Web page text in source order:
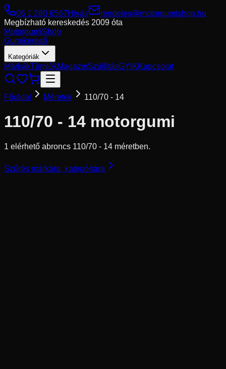
06 1 280 6567Hívás
rendeles@motorgumishop.hu
Megbízható kereskedés 2009 óta
MotorgumiShop
Gumikereső
Kategóriák
MárkákTömlőkMagazinSzállításGYIKKapcsolat
Főoldal Méretek 110/70 - 14
110/70 - 14 motorgumi
1 elérhető abroncs 110/70 - 14 méretben.
Szűrés márkára, kategóriára